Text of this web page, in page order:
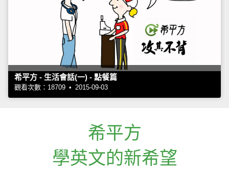
希平方 - 生活會話(一) - 點餐篇
觀看次數：18709 • 2015-09-03
希平方
學英文的新希望